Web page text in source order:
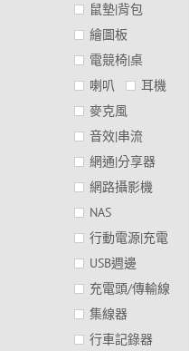
鼠墊|背包
繪圖板
電競椅|桌
喇叭
耳機
麥克風
音效|串流
網通|分享器
網路攝影機
NAS
行動電源|充電
USB週邊
充電頭/傳輸線
集線器
行車記錄器